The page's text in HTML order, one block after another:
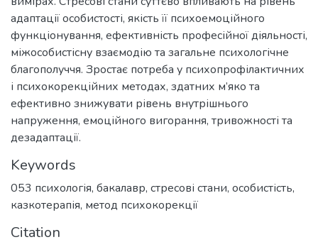
адаптації особистості, якість її психоемоційного
функціонування, ефективність професійної діяльності,
міжособистісну взаємодію та загальне психологічне
благополуччя. Зростає потреба у психопрофілактичних
і психокорекційних методах, здатних м’яко та
ефективно знижувати рівень внутрішнього
напруження, емоційного вигорання, тривожності та
дезадаптації.
Keywords
053 психологія, бакалавр, стресові стани, особистість,
казкотерапія, метод психокорекції
Citation